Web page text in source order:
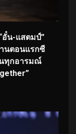
อั๋น-แสตมป์”
นตอนแรกซี
นทุกอารมณ์